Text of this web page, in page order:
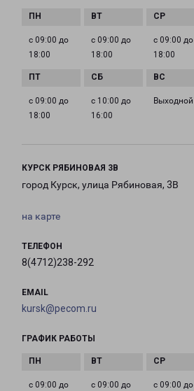
с 09:00 до
18:00
с 09:00 до
18:00
с 09:00 до
18:00
с 09:00 до
18:00
с 10:00 до
16:00
Выходной
КУРСК РЯБИНОВАЯ 3В
город Курск, улица Рябиновая, 3В
на карте
ТЕЛЕФОН
8(4712)238-292
EMAIL
kursk@pecom.ru
ГРАФИК РАБОТЫ
с 09:00 до
с 09:00 до
с 09:00 до